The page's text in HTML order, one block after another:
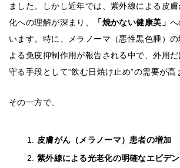
ました。しかし近年では、紫外線による皮
化への理解が深まり、
「焼かない健康美」 へ
います。特に、メラノーマ（悪性黒色腫）
よる免疫抑制作用が報告される中で、外用
守る手段として“飲む日焼け止め”の需要が高
その一方で、
皮膚がん（メラノーマ）患者の増加
紫外線による光老化の明確なエビデ